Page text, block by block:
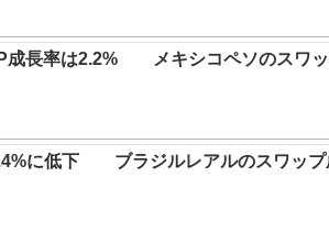
成長率は2.2% メキシコペソのスワッ
に低下 ブラジルレアルのスワップ